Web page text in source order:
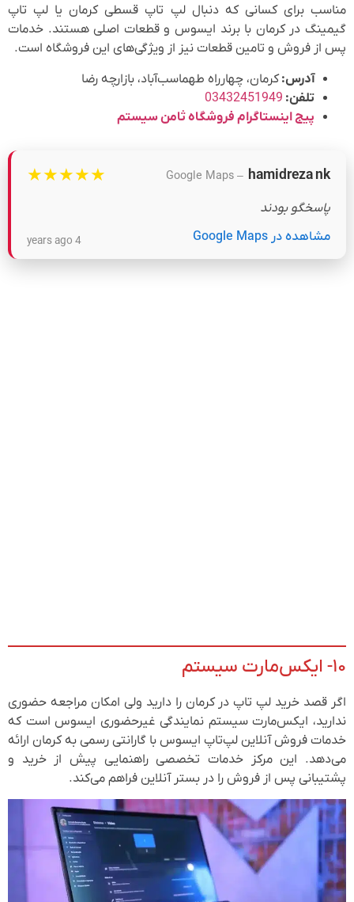
مناسب برای کسانی که دنبال لپ تاپ قسطی کرمان یا لپ تاپ
گیمینگ در کرمان با برند ایسوس و قطعات اصلی هستند. خدمات
پس از فروش و تامین قطعات نیز از ویژگی‌های این فروشگاه است.
آدرس:کرمان، چهارراه طهماسب‌آباد، بازارچه رضا
تلفن: 03432451949
پیج اینستاگرام فروشگاه ثامن سیستم
hamidreza nk
– Google Maps
★★★★★
پاسخگو بودند
مشاهده در Google Maps
4 years ago
۱۰- ایکس‌مارت سیستم
اگر قصد خرید لپ تاپ در کرمان را دارید ولی امکان مراجعه حضوری
ندارید، ایکس‌مارت سیستم نمایندگی غیرحضوری ایسوس است که
خدمات فروش آنلاین لپ‌تاپ ایسوس با گارانتی رسمی به کرمان ارائه
می‌دهد. این مرکز خدمات تخصصی راهنمایی پیش از خرید و
پشتیبانی پس از فروش را در بستر آنلاین فراهم می‌کند.